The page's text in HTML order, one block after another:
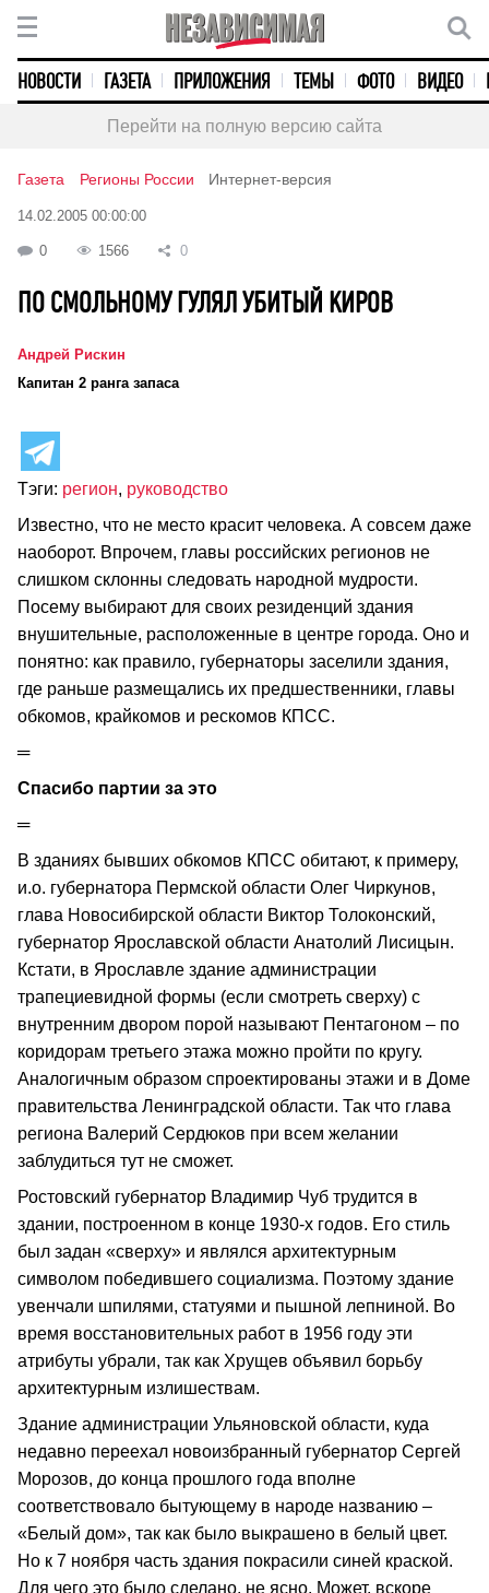
НОВОСТИ ГАЗЕТА ПРИЛОЖЕНИЯ ТЕМЫ ФОТО ВИДЕО
Перейти на полную версию сайта
Газета Регионы России Интернет-версия
14.02.2005 00:00:00
0 1566 0
ПО СМОЛЬНОМУ ГУЛЯЛ УБИТЫЙ КИРОВ
Андрей Рискин
Капитан 2 ранга запаса
Тэги: регион, руководство
Известно, что не место красит человека. А совсем даже
наоборот. Впрочем, главы российских регионов не
слишком склонны следовать народной мудрости.
Посему выбирают для своих резиденций здания
внушительные, расположенные в центре города. Оно и
понятно: как правило, губернаторы заселили здания,
где раньше размещались их предшественники, главы
обкомов, крайкомов и рескомов КПСС.
═
Спасибо партии за это
═
В зданиях бывших обкомов КПСС обитают, к примеру,
и.о. губернатора Пермской области Олег Чиркунов,
глава Новосибирской области Виктор Толоконский,
губернатор Ярославской области Анатолий Лисицын.
Кстати, в Ярославле здание администрации
трапециевидной формы (если смотреть сверху) с
внутренним двором порой называют Пентагоном – по
коридорам третьего этажа можно пройти по кругу.
Аналогичным образом спроектированы этажи и в Доме
правительства Ленинградской области. Так что глава
региона Валерий Сердюков при всем желании
заблудиться тут не сможет.
Ростовский губернатор Владимир Чуб трудится в
здании, построенном в конце 1930-х годов. Его стиль
был задан «сверху» и являлся архитектурным
символом победившего социализма. Поэтому здание
увенчали шпилями, статуями и пышной лепниной. Во
время восстановительных работ в 1956 году эти
атрибуты убрали, так как Хрущев объявил борьбу
архитектурным излишествам.
Здание администрации Ульяновской области, куда
недавно переехал новоизбранный губернатор Сергей
Морозов, до конца прошлого года вполне
соответствовало бытующему в народе названию –
«Белый дом», так как было выкрашено в белый цвет.
Но к 7 ноября часть здания покрасили синей краской.
Для чего это было сделано, не ясно. Может, вскоре